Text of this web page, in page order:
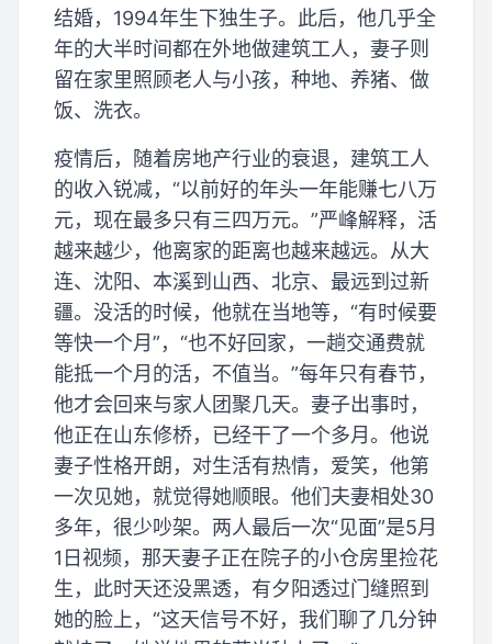
结婚，1994年生下独生子。此后，他几乎全
年的大半时间都在外地做建筑工人，妻子则
留在家里照顾老人与小孩，种地、养猪、做
饭、洗衣。
疫情后，随着房地产行业的衰退，建筑工人
的收入锐减，“以前好的年头一年能赚七八万
元，现在最多只有三四万元。”严峰解释，活
越来越少，他离家的距离也越来越远。从大
连、沈阳、本溪到山西、北京、最远到过新
疆。没活的时候，他就在当地等，“有时候要
等快一个月”，“也不好回家，一趟交通费就
能抵一个月的活，不值当。”每年只有春节，
他才会回来与家人团聚几天。妻子出事时，
他正在山东修桥，已经干了一个多月。他说
妻子性格开朗，对生活有热情，爱笑，他第
一次见她，就觉得她顺眼。他们夫妻相处30
多年，很少吵架。两人最后一次“见面”是5月
1日视频，那天妻子正在院子的小仓房里捡花
生，此时天还没黑透，有夕阳透过门缝照到
她的脸上，“这天信号不好，我们聊了几分钟